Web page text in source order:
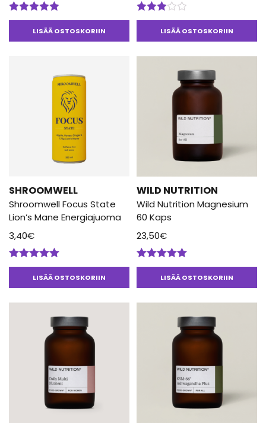
Arvostelu
tuotteesta:LISÄÄ OSTOSKORIIN
Arvostelu
tuotteesta:LISÄÄ OSTOSKORIIN
SHROOMWELL
Shroomwell Focus State
Lion’s Mane Energiajuoma
3,40€
Arvostelu
tuotteesta:LISÄÄ OSTOSKORIIN
WILD NUTRITION
Wild Nutrition Magnesium
60 Kaps
23,50€
Arvostelu
tuotteesta:LISÄÄ OSTOSKORIIN